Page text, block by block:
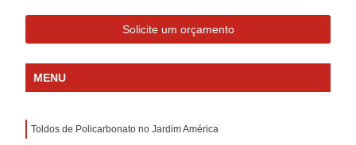
Solicite um orçamento
MENU
Toldos de Policarbonato no Jardim América